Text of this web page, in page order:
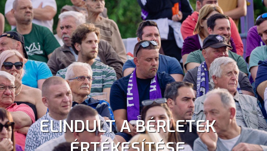
ELINDULT A BÉRLETEK